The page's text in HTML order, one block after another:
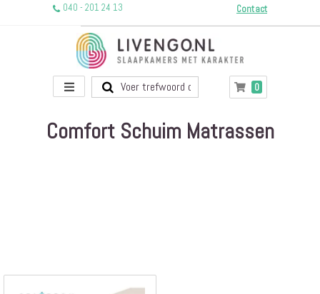
040 - 201 24 13 Contact
Toggle
Winkelwagen
0producten
Comfort Schuim Matrassen